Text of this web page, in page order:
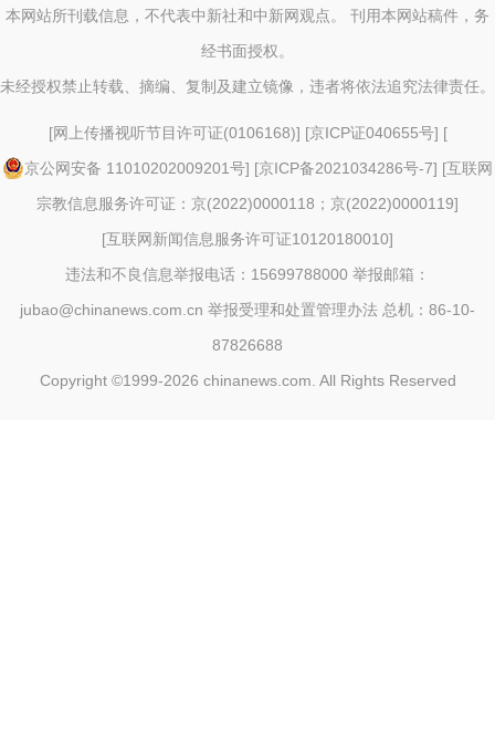
本网站所刊载信息，不代表中新社和中新网观点。 刊用本网站稿件，务
经书面授权。
未经授权禁止转载、摘编、复制及建立镜像，违者将依法追究法律责任。
[网上传播视听节目许可证(0106168)] [京ICP证040655号] [
京公网安备 11010202009201号] [京ICP备2021034286号-7] [互联网
宗教信息服务许可证：京(2022)0000118；京(2022)0000119]
[互联网新闻信息服务许可证10120180010]
违法和不良信息举报电话：15699788000 举报邮箱：
jubao@chinanews.com.cn 举报受理和处置管理办法 总机：86-10-
87826688
Copyright ©1999-2026 chinanews.com. All Rights Reserved